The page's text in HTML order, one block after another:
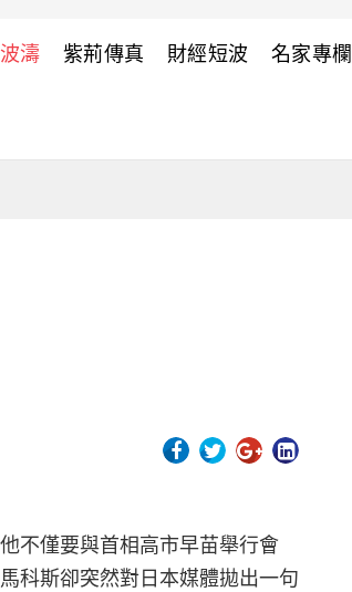
濤 紫荊傳真 財經短波 名家專欄
不僅要與首相高市早苗舉行會
科斯卻突然對日本媒體拋出一句